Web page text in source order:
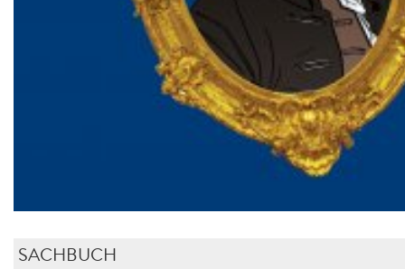
SACHBUCH